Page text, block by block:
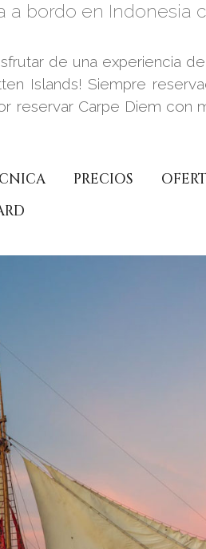
bordo en Indonesia
de una experiencia
Islands! Siempre
Carpe Diem con
PRECIOS